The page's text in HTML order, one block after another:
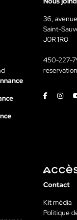
36,
Saint-
J0R 1R0
450-227-
Facebook
Contact
Kit média
Politique